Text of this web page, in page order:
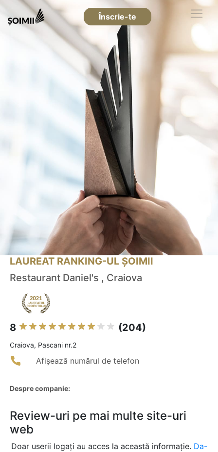
Înscrie-te
LAUREAT RANKING-UL ȘOIMII
Restaurant Daniel's , Craiova
8 (204)
Craiova, Pascani nr.2
Afișează numărul de telefon
Despre companie:
Review-uri pe mai multe site-uri
web
Doar userii logați au acces la această informație. Da-